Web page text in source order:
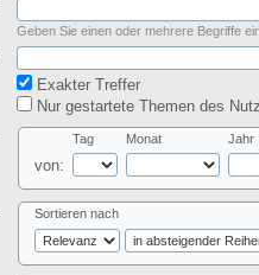
Geben Sie einen oder mehrere Begriffe
Exakter Treffer
Nur gestartete Themen des
von:
Tag Monat Jahr
Sortieren nach